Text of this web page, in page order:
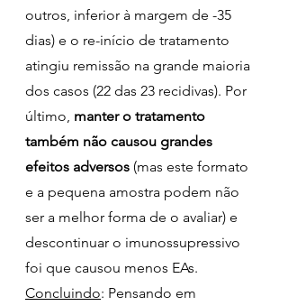
outros, inferior à margem de -35
dias) e o re-início de tratamento
atingiu remissão na grande maioria
dos casos (22 das 23 recidivas). Por
último, manter o tratamento
também não causou grandes
efeitos adversos (mas este formato
e a pequena amostra podem não
ser a melhor forma de o avaliar) e
descontinuar o imunossupressivo
foi que causou menos EAs.
Concluindo: Pensando em